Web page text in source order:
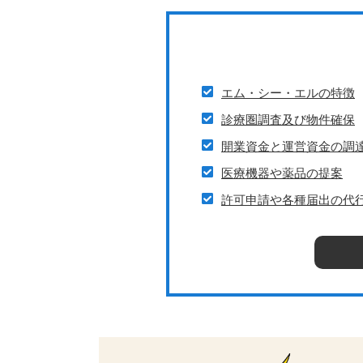
エム・シー・エルの特徴
診療圏調査及び物件確保
開業資金と運営資金の調
医療機器や薬品の提案
許可申請や各種届出の代